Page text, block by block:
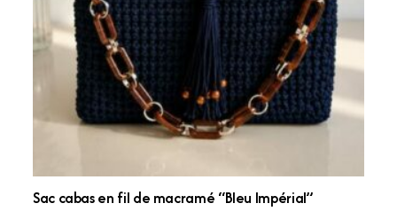
Sac cabas en fil de macramé “Bleu Impérial”